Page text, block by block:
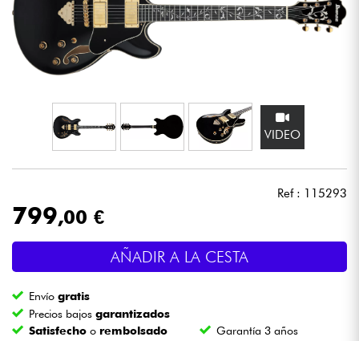
Grabación
Auriculares
DJ
Luces
Batería y percusión
Vientos
VIDEO
Ref : 115293
799,00 €
AÑADIR A LA CESTA
Envíogratis
Precios bajosgarantizados
Satisfecho o rembolsado Garantía 3 años